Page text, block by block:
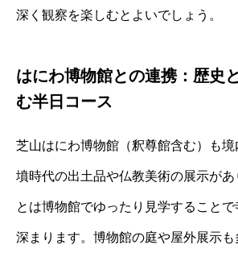
深く観察を楽しむとよいでしょう。
はにわ博物館との連携：歴史
む半日コース
芝山はにわ博物館（釈尊館含む）も
墳時代の出土品や仏教美術の展示が
とは博物館でゆったり見学すること
深まります。博物館の庭や屋外展示